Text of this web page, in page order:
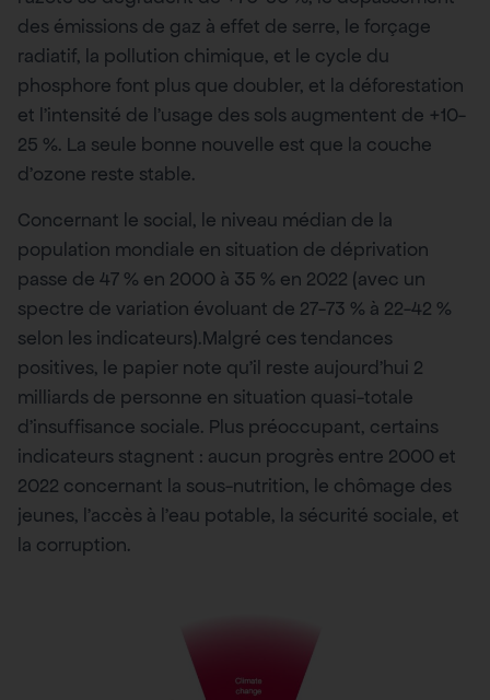
des émissions de gaz à effet de serre, le forçage
radiatif, la pollution chimique, et le cycle du
phosphore font plus que doubler, et la déforestation
et l’intensité de l’usage des sols augmentent de +10-
25 %. La seule bonne nouvelle est que la couche
d’ozone reste stable.
Concernant le social, le niveau médian de la
population mondiale en situation de déprivation
passe de 47 % en 2000 à 35 % en 2022 (avec un
spectre de variation évoluant de 27-73 % à 22-42 %
selon les indicateurs).Malgré ces tendances
positives, le papier note qu’il reste aujourd’hui 2
milliards de personne en situation quasi-totale
d’insuffisance sociale. Plus préoccupant, certains
indicateurs stagnent : aucun progrès entre 2000 et
2022 concernant la sous-nutrition, le chômage des
jeunes, l’accès à l’eau potable, la sécurité sociale, et
la corruption.